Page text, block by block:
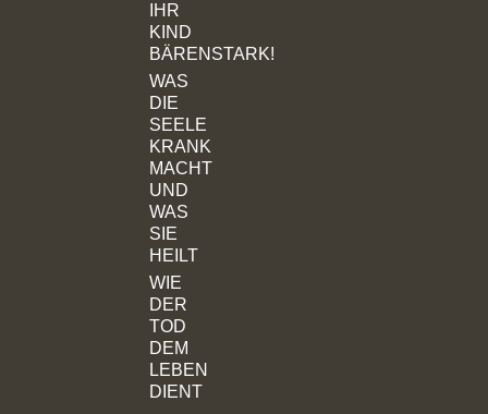
IHR
KIND
BÄRENSTARK!
WAS
DIE
SEELE
KRANK
MACHT
UND
WAS
SIE
HEILT
WIE
DER
TOD
DEM
LEBEN
DIENT